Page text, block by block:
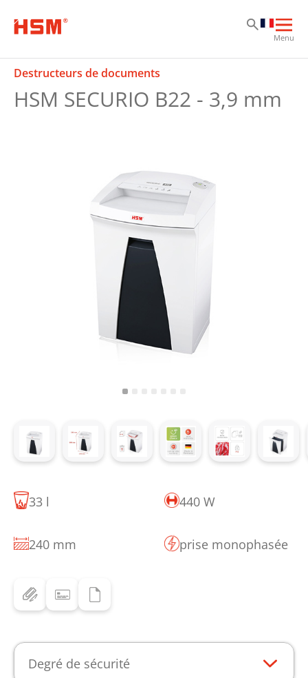
la
Menu
Destructeurs de documents
HSM SECURIO B22 - 3,9 mm
33 l 440 W
240 mm prise monophasée
Degré de sécurité